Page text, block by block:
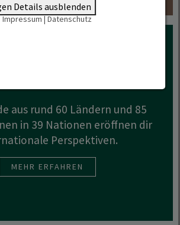
aus rund 60 Ländern und 85
in 39 Nationen eröffnen dir
Perspektiven.
MEHR ERFAHREN
Details ausblenden
Impressum|Datenschutz